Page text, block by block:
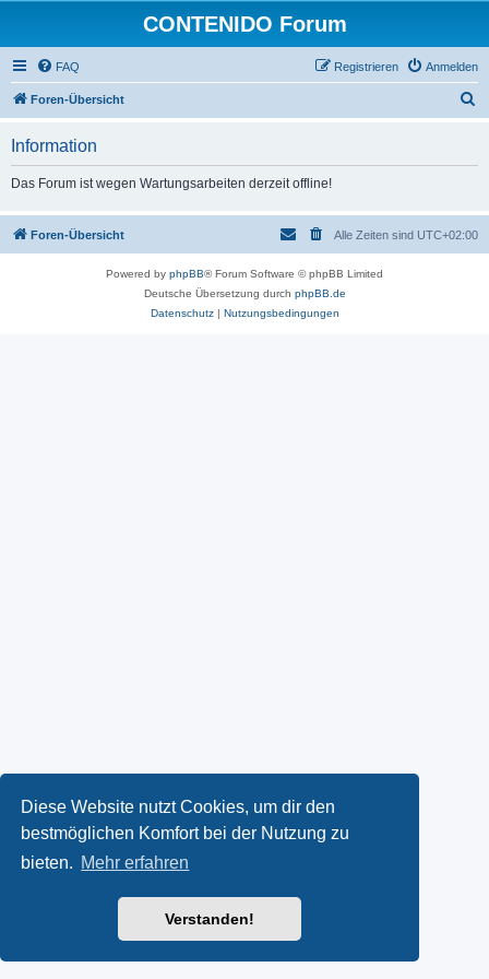
Diese Website nutzt Cookies, um dir den
bestmöglichen Komfort bei der Nutzung zu
bieten. Mehr erfahren
Verstanden!
CONTENIDO Forum
FAQ Anmelden
Registrieren
Foren-Übersicht
Information
Das Forum ist wegen Wartungsarbeiten derzeit offline!
Foren-Übersicht Alle Zeiten sind UTC+02:00
Powered by phpBB® Forum Software © phpBB Limited
Deutsche Übersetzung durch phpBB.de
Datenschutz| Nutzungsbedingungen